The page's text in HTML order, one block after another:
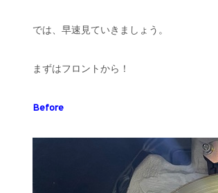
では、早速見ていきましょう。
まずはフロントから！
Before